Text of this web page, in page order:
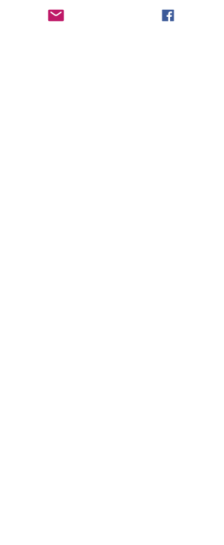
Prinzessin über die Tanzfläche
schwebte. Den krönenden Abschluss